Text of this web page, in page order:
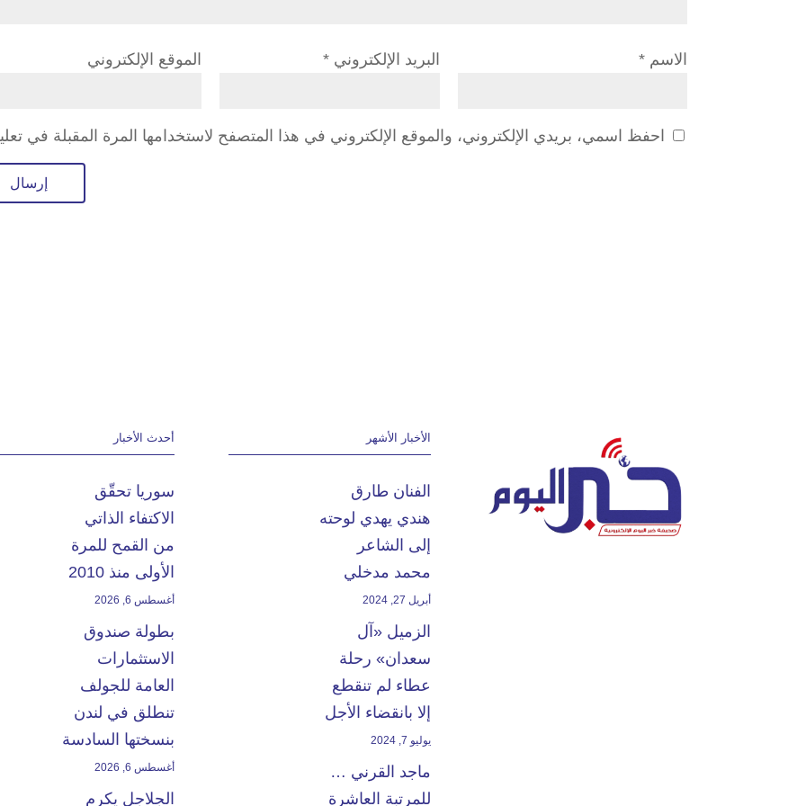
الاسم * البريد الإلكتروني * الموقع الإلكتروني
احفظ اسمي، بريدي الإلكتروني، والموقع الإلكتروني في هذا المتصفح لاستخدامها المرة المقبلة في
الأخبار الأشهر
الفنان طارق
هندي يهدي لوحته
إلى الشاعر
محمد مدخلي
أبريل 27, 2024
الزميل «آل
سعدان» رحلة
عطاء لم تنقطع
إلا بانقضاء الأجل
يوليو 7, 2024
ماجد القرني …
للمرتبة العاشرة
أحدث الأخبار
سوريا تحقّق
الاكتفاء الذاتي
من القمح للمرة
الأولى منذ 2010
أغسطس 6, 2026
بطولة صندوق
الاستثمارات
العامة للجولف
تنطلق في لندن
بنسختها السادسة
أغسطس 6, 2026
الجلاجل يكرم